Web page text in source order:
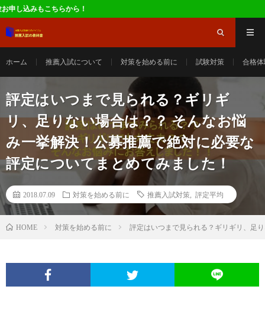
ホーム 推薦入試について 対策を始める前に 試験対策 合格
評定はいつまで見られる？ギリギ
リ、足りない場合は？？ そんなお悩
み一挙解決！公募推薦で絶対に必要な
評定についてまとめてみました！
2018.07.09 対策を始める前に 推薦入試対策 評定平均
HOME 対策を始める前に 評定はいつまで見られる？ギリギリ、足